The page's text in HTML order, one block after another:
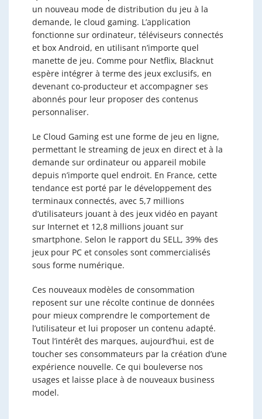
un nouveau mode de distribution du jeu à la
demande, le cloud gaming. L’application
fonctionne sur ordinateur, téléviseurs connectés
et box Android, en utilisant n’importe quel
manette de jeu. Comme pour Netflix, Blacknut
espère intégrer à terme des jeux exclusifs, en
devenant co-producteur et accompagner ses
abonnés pour leur proposer des contenus
personnaliser.
Le Cloud Gaming est une forme de jeu en ligne,
permettant le streaming de jeux en direct et à la
demande sur ordinateur ou appareil mobile
depuis n’importe quel endroit. En France, cette
tendance est porté par le développement des
terminaux connectés, avec 5,7 millions
d’utilisateurs jouant à des jeux vidéo en payant
sur Internet et 12,8 millions jouant sur
smartphone. Selon le rapport du SELL, 39% des
jeux pour PC et consoles sont commercialisés
sous forme numérique.
Ces nouveaux modèles de consommation
reposent sur une récolte continue de données
pour mieux comprendre le comportement de
l’utilisateur et lui proposer un contenu adapté.
Tout l’intérêt des marques, aujourd’hui, est de
toucher ses consommateurs par la création d’une
expérience nouvelle. Ce qui bouleverse nos
usages et laisse place à de nouveaux business
model.